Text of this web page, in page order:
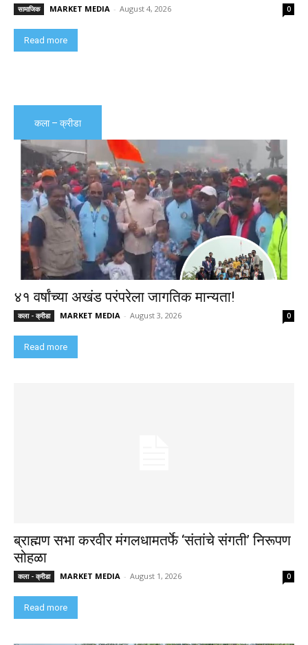
सामाजिक MARKET MEDIA - August 4, 2026 0
Read more
कला – क्रीडा
४१ वर्षांच्या अखंड परंपरेला जागतिक मान्यता!
कला - क्रीडा MARKET MEDIA - August 3, 2026 0
Read more
ब्राह्मण सभा करवीर मंगलधामतर्फे ‘संतांचे संगती’ निरूपण
सोहळा
कला - क्रीडा MARKET MEDIA - August 1, 2026 0
Read more